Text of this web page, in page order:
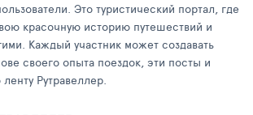
Это туристический портал, где
красочную историю путешествий и
Каждый участник может создавать
своего опыта поездок, эти посты и
Рутравеллер.